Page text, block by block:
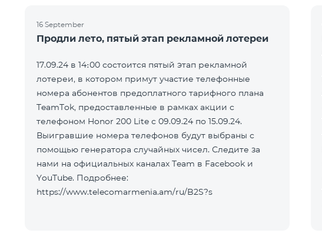
16 September
Продли лето, пятый этап рекламной лотереи
17.09.24 в 14։00 состоится пятый этап рекламной
лотереи, в котором примут участие телефонные
номера абонентов предоплатного тарифного плана
TeamTok, предоставленные в рамках акции с
телефоном Honor 200 Lite с 09.09.24 по 15.09.24.
Выигравшие номера телефонов будут выбраны с
помощью генератора случайных чисел. Следите за
нами на официальных каналах Team в Facebook и
YouTube. Подробнее:
https://www.telecomarmenia.am/ru/B2S?s